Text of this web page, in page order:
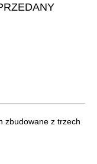
zbudowane z trzech